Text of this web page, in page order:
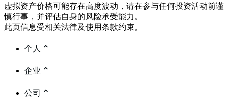
虚拟资产价格可能存在高度波动，请在参与任何投资活动前谨
慎行事，并评估自身的风险承受能力。
此页信息受相关法律及使用条款约束。
个人
企业
公司